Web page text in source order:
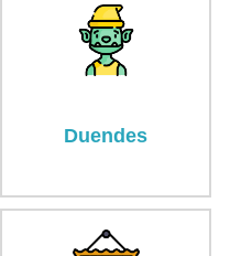
Duendes